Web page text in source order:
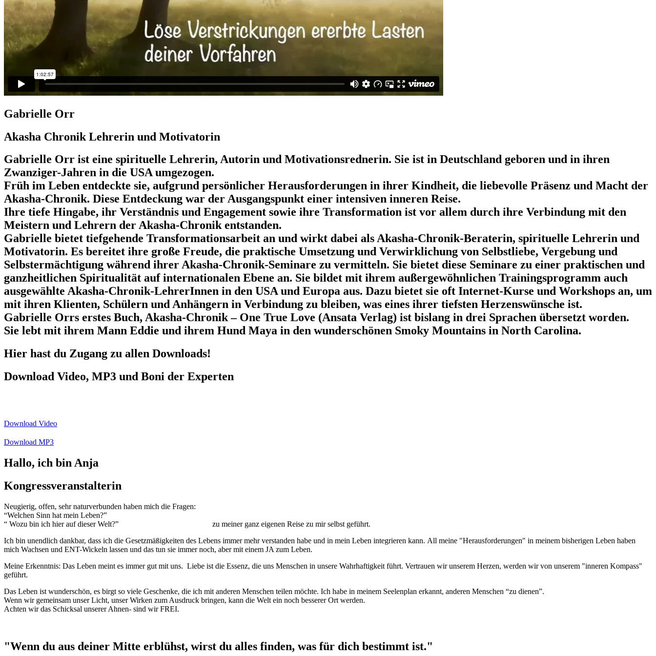
Gabrielle Orr
Akasha Chronik Lehrerin und Motivatorin
​​Gabrielle Orr ist eine spirituelle Lehrerin, Autorin und Motivationsrednerin. Sie ist in Deutschland geboren und in ihren
Zwanziger-Jahren in die USA umgezogen.
Früh im Leben entdeckte sie, aufgrund persönlicher Herausforderungen in ihrer Kindheit, die liebevolle Präsenz und Macht der
Akasha-Chronik. Diese Entdeckung war der Ausgangspunkt einer intensiven inneren Reise.
Ihre tiefe Hingabe, ihr Verständnis und Engagement sowie ihre Transformation ist vor allem durch ihre Verbindung mit den
Meistern und Lehrern der Akasha-Chronik entstanden.
Gabrielle bietet tiefgehende Transformationsarbeit an und wirkt dabei als Akasha-Chronik-Beraterin, spirituelle Lehrerin und
Motivatorin. Es bereitet ihre große Freude, die praktische Umsetzung und Verwirklichung von Selbstliebe, Vergebung und
Selbstermächtigung während ihrer Akasha-Chronik-Seminare zu vermitteln. Sie bietet diese Seminare zu einer praktischen und
ganzheitlichen Spiritualität auf internationalen Ebene an. Sie bildet mit ihrem außergewöhnlichen Trainingsprogramm auch
ausgewählte Akasha-Chronik-LehrerInnen in den USA und Europa aus. Dazu bietet sie oft Internet-Kurse und Workshops an, um
mit ihren Klienten, Schülern und Anhängern in Verbindung zu bleiben, was eines ihrer tiefsten Herzenswünsche ist.
Gabrielle Orrs erstes Buch, Akasha-Chronik – One True Love (Ansata Verlag) ist bislang in drei Sprachen übersetzt worden.
Sie lebt mit ihrem Mann Eddie und ihrem Hund Maya in den wunderschönen Smoky Mountains in North Carolina.
Hier hast du Zugang zu allen Downloads!
Download Video, MP3 und Boni der Experten
Download Video
Download MP3
Hallo, ich bin Anja
Kongressveranstalterin
Neugierig, offen, sehr naturverbunden haben mich die Fragen:
“Welchen Sinn hat mein Leben?”
“ Wozu bin ich hier auf dieser Welt?” zu meiner ganz eigenen Reise zu mir selbst geführt.
Ich bin unendlich dankbar, dass ich die Gesetzmäßigkeiten des Lebens immer mehr verstanden habe und in mein Leben integrieren kann. All meine "Herausforderungen" in meinem bisherigen Leben haben
mich Wachsen und ENT-Wickeln lassen und das tun sie immer noch, aber mit einem JA zum Leben.
Meine Erkenntnis: Das Leben meint es immer gut mit uns. Liebe ist die Essenz, die uns Menschen in unsere Wahrhaftigkeit führt. Vertrauen wir unserem Herzen, werden wir von unserem "inneren Kompass"
geführt.
Das Leben ist wunderschön, es birgt so viele Geschenke, die ich mit anderen Menschen teilen möchte. Ich habe in meinem Seelenplan erkannt, anderen Menschen “zu dienen”.
Wenn wir gemeinsam unser Licht, unser Wirken zum Ausdruck bringen, kann die Welt ein noch besserer Ort werden.
Achten wir das Schicksal unserer Ahnen- sind wir FREI.
"Wenn du aus deiner Mitte erblühst, wirst du alles finden, was für dich bestimmt ist."